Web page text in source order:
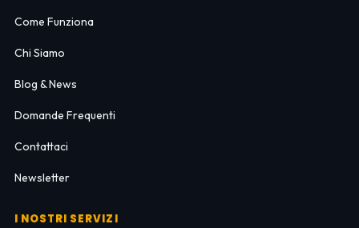
Come Funziona
Chi Siamo
Blog & News
Domande Frequenti
Contattaci
Newsletter
I NOSTRI SERVIZI